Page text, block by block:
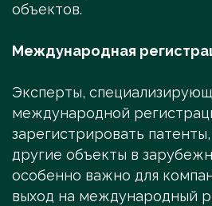
объектов.
Международная
Эксперты,
международной
зарегистрировать
другие объекты в
особенно важно для
выход на международный